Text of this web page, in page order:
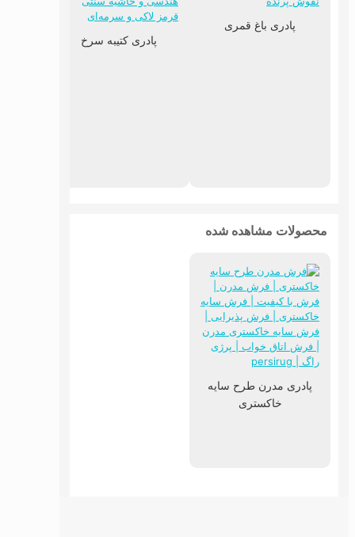
پادری باغ قمری
پادری کتیبه سرخ
محصولات مشاهده شده
پادری مدرن طرح سایه
خاکستری